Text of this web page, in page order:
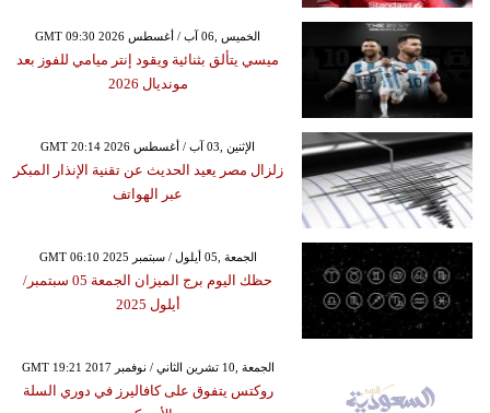
GMT 09:30 2026 الخميس ,06 آب / أغسطس
ميسي يتألق بثنائية ويقود إنتر ميامي للفوز بعد
مونديال 2026
GMT 20:14 2026 الإثنين ,03 آب / أغسطس
زلزال مصر يعيد الحديث عن تقنية الإنذار المبكر
عبر الهواتف
GMT 06:10 2025 الجمعة ,05 أيلول / سبتمبر
حظك اليوم برج الميزان الجمعة 05 سبتمبر/
أيلول 2025
GMT 19:21 2017 الجمعة ,10 تشرين الثاني / نوفمبر
روكتس يتفوق على كافاليرز في دوري السلة